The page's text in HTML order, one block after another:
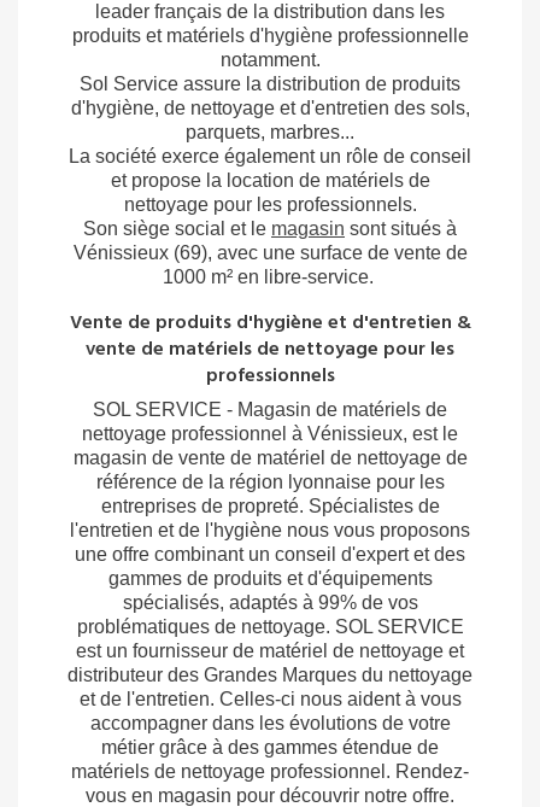
leader français de la distribution dans les
produits et matériels d'hygiène professionnelle
notamment.
Sol Service assure la distribution de produits
d'hygiène, de nettoyage et d'entretien des sols,
parquets, marbres...
La société exerce également un rôle de conseil
et propose la location de matériels de
nettoyage pour les professionnels.
Son siège social et le magasin sont situés à
Vénissieux (69), avec une surface de vente de
1000 m² en libre-service.
Vente de produits d'hygiène et d'entretien &
vente de matériels de nettoyage pour les
professionnels
SOL SERVICE - Magasin de matériels de
nettoyage professionnel à Vénissieux, est le
magasin de vente de matériel de nettoyage de
référence de la région lyonnaise pour les
entreprises de propreté. Spécialistes de
l'entretien et de l'hygiène nous vous proposons
une offre combinant un conseil d'expert et des
gammes de produits et d'équipements
spécialisés, adaptés à 99% de vos
problématiques de nettoyage. SOL SERVICE
est un fournisseur de matériel de nettoyage et
distributeur des Grandes Marques du nettoyage
et de l'entretien. Celles-ci nous aident à vous
accompagner dans les évolutions de votre
métier grâce à des gammes étendue de
matériels de nettoyage professionnel. Rendez-
vous en magasin pour découvrir notre offre.